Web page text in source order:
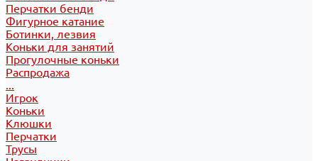
Перчатки бенди
Фигурное катание
Ботинки, лезвия
Коньки для занятий
Прогулочные коньки
Распродажа
...
Игрок
Коньки
Клюшки
Перчатки
Трусы